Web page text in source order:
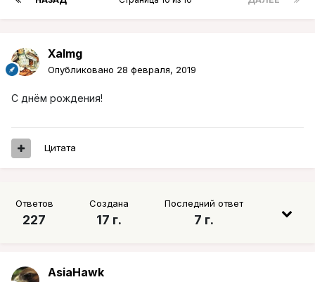
Xalmg
Опубликовано 28 февраля, 2019
С днём рождения!
Цитата
Ответов
227
Создана
17 г.
Последний ответ
7 г.
AsiaHawk